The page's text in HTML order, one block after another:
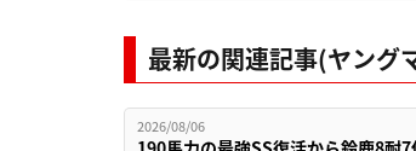
最新の関連記事(ヤング
2026/08/06